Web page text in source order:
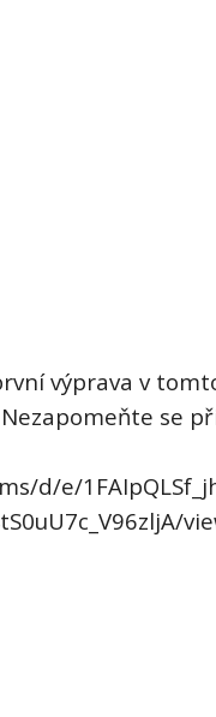
výprava v
se
d/e/